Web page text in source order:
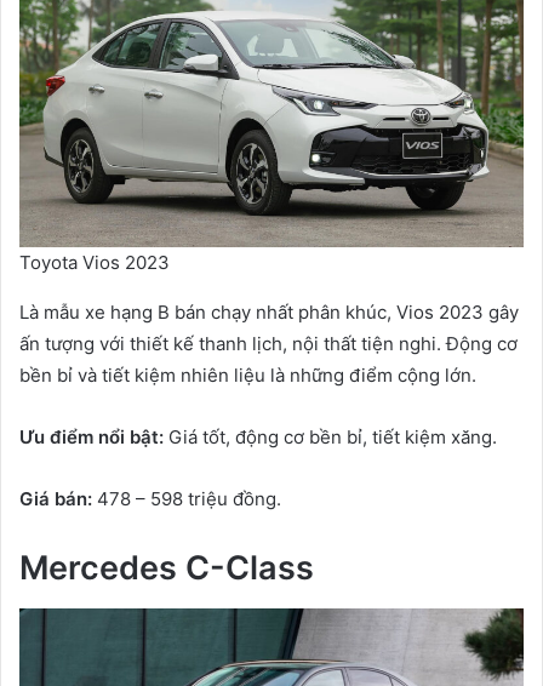
Toyota Vios 2023
Là mẫu xe hạng B bán chạy nhất phân khúc, Vios 2023 gây
ấn tượng với thiết kế thanh lịch, nội thất tiện nghi. Động cơ
bền bỉ và tiết kiệm nhiên liệu là những điểm cộng lớn.
Ưu điểm nổi bật: Giá tốt, động cơ bền bỉ, tiết kiệm xăng.
Giá bán: 478 – 598 triệu đồng.
Mercedes C-Class